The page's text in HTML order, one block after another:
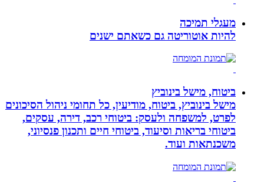
מעגלי תמיכה
להיות אוטוריטה גם כשאתם ישנים
ביטוח, מישל בינוביץ
מישל בינוביץ, ביטוח, מודיעין, כל תחומי ניהול הסיכונים
לפרט, למשפחה ולעסק: ביטוחי רכב, דירה, עסקים,
ביטוחי בריאות וסיעוד, ביטוחי חיים ותכנון פנסיוני,
משכנתאות ועוד.